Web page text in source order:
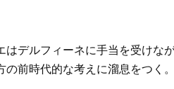
はデルフィーネに手当を受けな
の前時代的な考えに溜息をつく。